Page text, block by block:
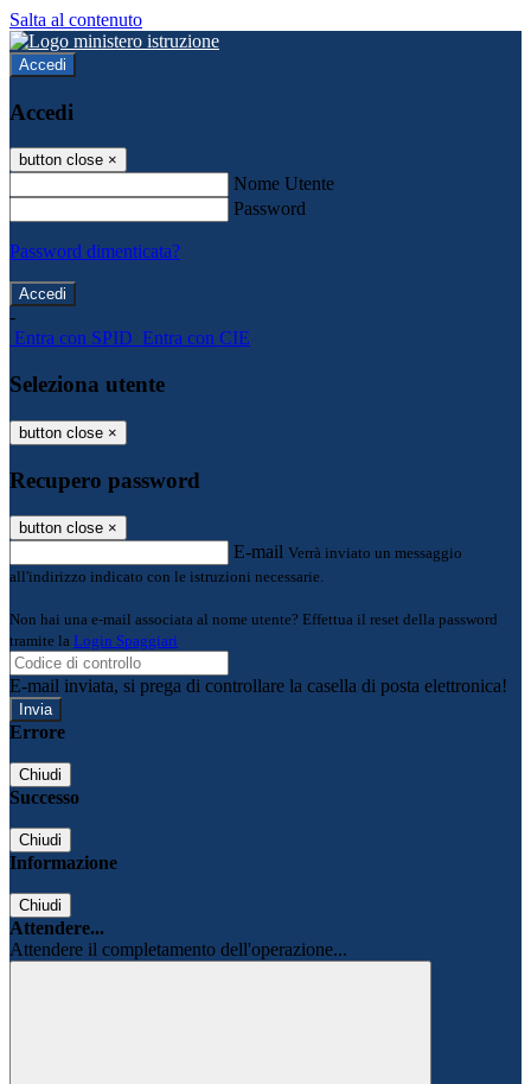
Salta al contenuto
Accedi
Accedi
button close ×
Nome Utente
Password
Password dimenticata?
-
Entra con SPID Entra con CIE
Seleziona utente
button close ×
Recupero password
button close ×
E-mail Verrà inviato un messaggio
all'indirizzo indicato con le istruzioni necessarie.
Non hai una e-mail associata al nome utente? Effettua il reset della password
tramite la Login Spaggiari
E-mail inviata, si prega di controllare la casella di posta elettronica!
Errore
Chiudi
Successo
Chiudi
Informazione
Chiudi
Attendere...
Attendere il completamento dell'operazione...